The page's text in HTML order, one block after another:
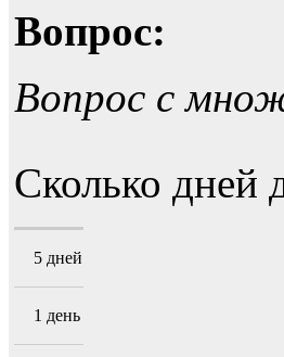
Вопрос:
Вопрос с
Сколько дней
5 дней
1 день